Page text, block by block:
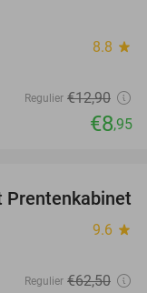
8.8 star
Regulier €12,90
€8,95
37%
Prentenkabinet
9.6 star
Regulier €62,50